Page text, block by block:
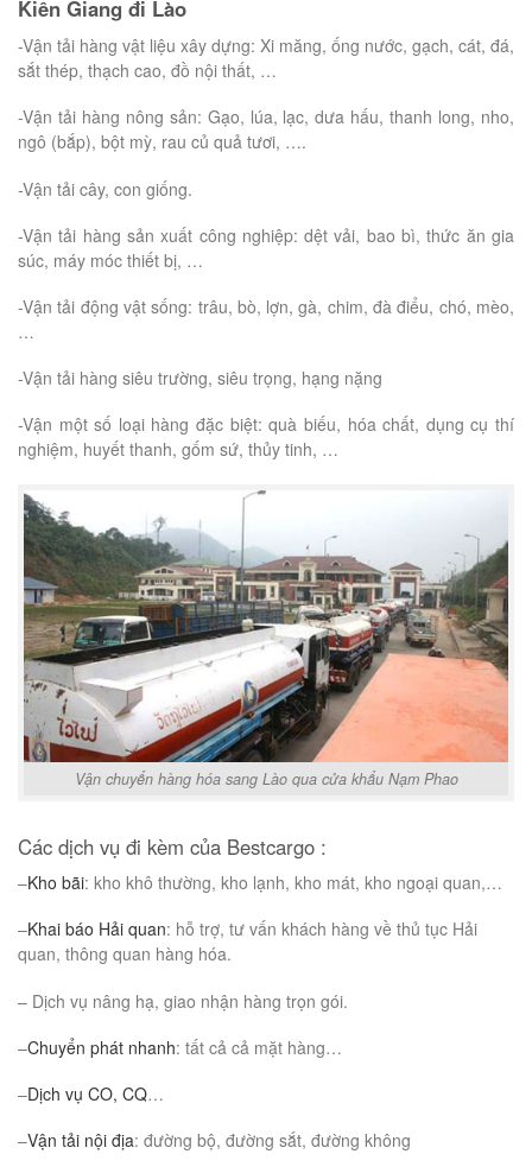
Kiên Giang đi Lào
-Vận tải hàng vật liệu xây dựng: Xi măng, ống nước, gạch, cát, đá,
sắt thép, thạch cao, đồ nội thất, …
-Vận tải hàng nông sản: Gạo, lúa, lạc, dưa hấu, thanh long, nho,
ngô (bắp), bột mỳ, rau củ quả tươi, ….
-Vận tải cây, con giống.
-Vận tải hàng sản xuất công nghiệp: dệt vải, bao bì, thức ăn gia
súc, máy móc thiết bị, …
-Vận tải động vật sống: trâu, bò, lợn, gà, chim, đà điểu, chó, mèo,
…
-Vận tải hàng siêu trường, siêu trọng, hạng nặng
-Vận một số loại hàng đặc biệt: quà biếu, hóa chất, dụng cụ thí
nghiệm, huyết thanh, gốm sứ, thủy tinh, …
Vận chuyển hàng hóa sang Lào qua cửa khẩu Nạm Phao
Các dịch vụ đi kèm của Bestcargo :
–Kho bãi: kho khô thường, kho lạnh, kho mát, kho ngoại quan,…
–Khai báo Hải quan: hỗ trợ, tư vấn khách hàng về thủ tục Hải
quan, thông quan hàng hóa.
– Dịch vụ nâng hạ, giao nhận hàng trọn gói.
–Chuyển phát nhanh: tất cả cả mặt hàng…
–Dịch vụ CO, CQ…
–Vận tải nội địa: đường bộ, đường sắt, đường không